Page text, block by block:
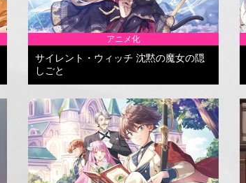
アニメ化
サイレント・ウィッチ 沈黙の魔女の隠
しごと